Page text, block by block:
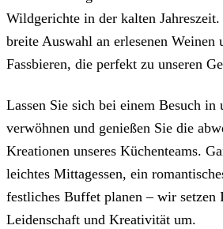
Wildgerichte in der kalten
breite Auswahl an erlesenen Weinen
Fassbieren, die perfekt zu unseren
Lassen Sie sich bei einem Besuch in
verwöhnen und genießen Sie die
Kreationen unseres Küchenteams.
leichtes Mittagessen, ein
festliches Buffet planen – wir setzen
Leidenschaft und Kreativität um.